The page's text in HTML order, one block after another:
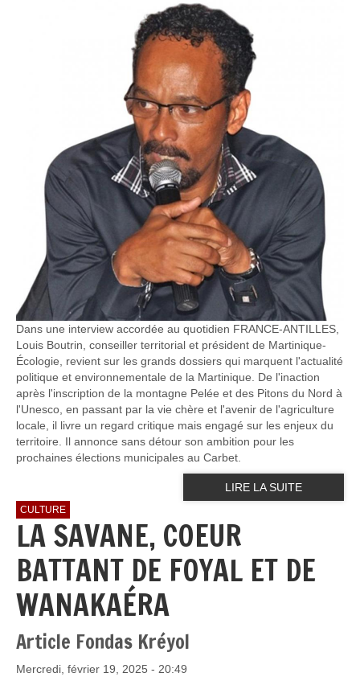
Dans une interview accordée au quotidien FRANCE-ANTILLES,
Louis Boutrin, conseiller territorial et président de Martinique-
Écologie, revient sur les grands dossiers qui marquent l'actualité
politique et environnementale de la Martinique. De l'inaction
après l'inscription de la montagne Pelée et des Pitons du Nord à
l'Unesco, en passant par la vie chère et l'avenir de l'agriculture
locale, il livre un regard critique mais engagé sur les enjeux du
territoire. Il annonce sans détour son ambition pour les
prochaines élections municipales au Carbet.
LIRE LA SUITE
CULTURE
LA SAVANE, COEUR
BATTANT DE FOYAL ET DE
WANAKAÉRA
Article Fondas Kréyol
Mercredi, février 19, 2025 - 20:49